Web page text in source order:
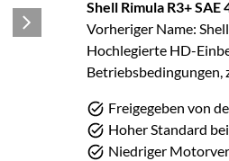
Shell Rimula R3+ SAE
Vorheriger Name:
Hochlegierte HD-
Betriebsbedingungen,
Freigegeben von
Hoher Standard
Niedriger